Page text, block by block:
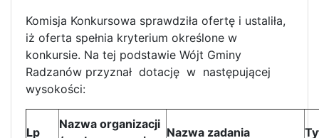
Komisja Konkursowa sprawdziła ofertę i ustaliła,
iż oferta spełnia kryterium określone w
konkursie. Na tej podstawie Wójt Gminy
Radzanów przyznał dotację w następującej
wysokości:
Lp
Nazwa organizacji
Nazwa zadania